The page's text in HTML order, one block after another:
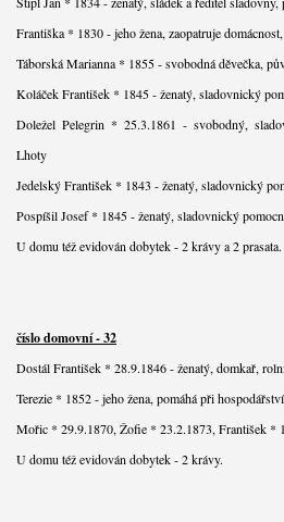
Františka * 1830 - jeho žena, zaopatruje
Táborská Marianna * 1855 - svobodná děvečka,
Koláček František * 1845 - ženatý, sladovnický
Doležel Pelegrin * 25.3.1861 - svobodný,
Lhoty
Jedelský František * 1843 - ženatý, sladovnický
Pospíšil Josef * 1845 - ženatý, sladovnický
U domu též evidován dobytek - 2 krávy a 2 prasata.
číslo domovní - 32
Dostál František * 28.9.1846 - ženatý, domkař,
Terezie * 1852 - jeho žena, pomáhá při hospodářství
Mořic * 29.9.1870, Žofie * 23.2.1873, František *
U domu též evidován dobytek - 2 krávy.